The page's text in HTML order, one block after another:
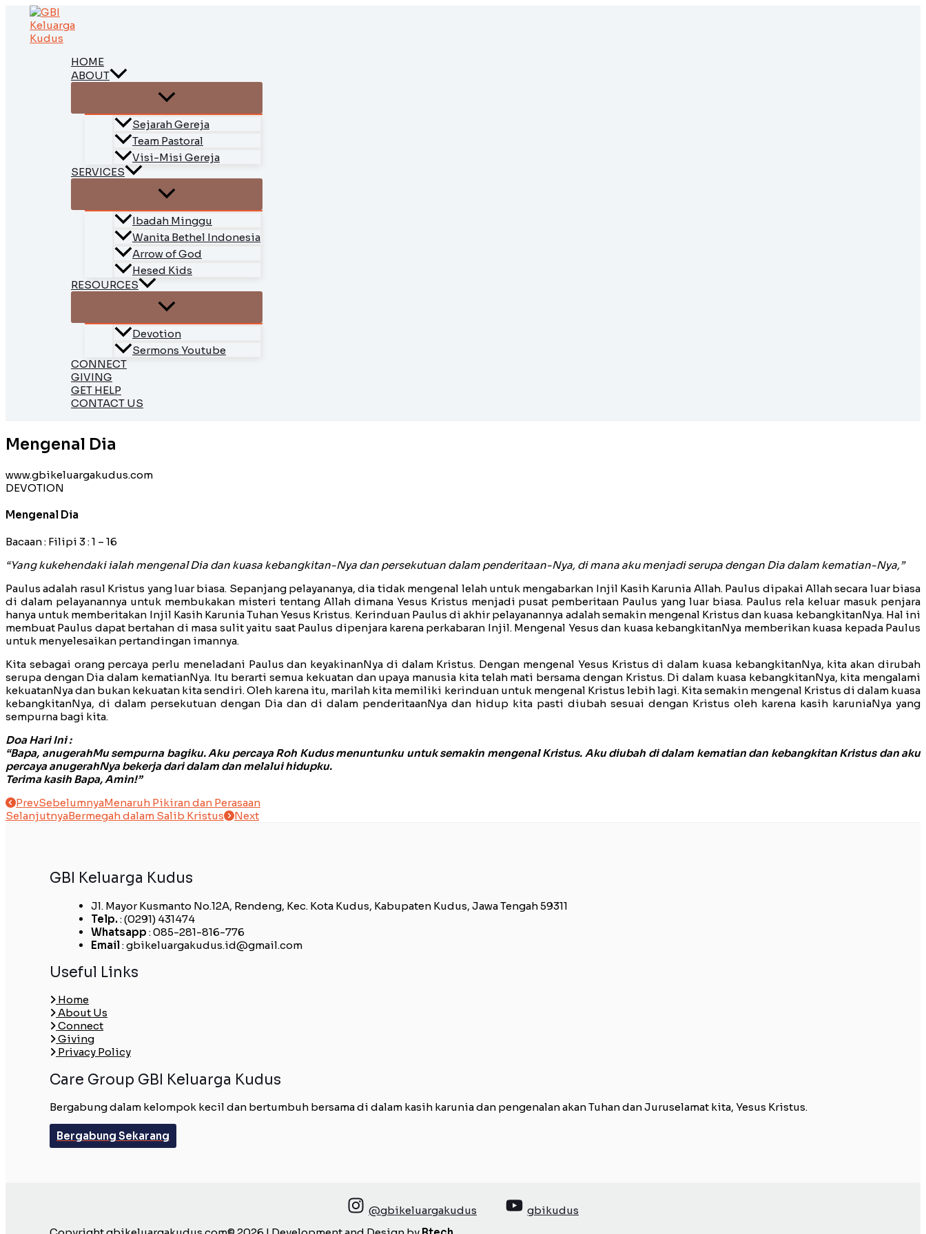
Skip
content
HOME
ABOUT
Sejarah Gereja
Team Pastoral
Visi-Misi Gereja
SERVICES
Ibadah Minggu
Wanita Bethel Indonesia
Arrow of God
Hesed Kids
RESOURCES
Devotion
Sermons Youtube
CONNECT
GIVING
GET HELP
CONTACT US
Mengenal Dia
www.gbikeluargakudus.com
DEVOTION
Mengenal Dia
Bacaan : Filipi 3 : 1 – 16
“Yang kukehendaki ialah mengenal Dia dan kuasa kebangkitan-Nya dan persekutuan dalam penderitaan-Nya, di mana aku menjadi serupa dengan Dia dalam kematian-Nya,”
Paulus adalah rasul Kristus yang luar biasa. Sepanjang pelayananya, dia tidak mengenal lelah untuk mengabarkan Injil Kasih Karunia Allah. Paulus dipakai Allah secara luar biasa
di dalam pelayanannya untuk membukakan misteri tentang Allah dimana Yesus Kristus menjadi pusat pemberitaan Paulus yang luar biasa. Paulus rela keluar masuk penjara
hanya untuk memberitakan Injil Kasih Karunia Tuhan Yesus Kristus. Kerinduan Paulus di akhir pelayanannya adalah semakin mengenal Kristus dan kuasa kebangkitanNya. Hal ini
membuat Paulus dapat bertahan di masa sulit yaitu saat Paulus dipenjara karena perkabaran Injil. Mengenal Yesus dan kuasa kebangkitanNya memberikan kuasa kepada Paulus
untuk menyelesaikan pertandingan imannya.
Kita sebagai orang percaya perlu meneladani Paulus dan keyakinanNya di dalam Kristus. Dengan mengenal Yesus Kristus di dalam kuasa kebangkitanNya, kita akan dirubah
serupa dengan Dia dalam kematianNya. Itu berarti semua kekuatan dan upaya manusia kita telah mati bersama dengan Kristus. Di dalam kuasa kebangkitanNya, kita mengalami
kekuatanNya dan bukan kekuatan kita sendiri. Oleh karena itu, marilah kita memiliki kerinduan untuk mengenal Kristus lebih lagi. Kita semakin mengenal Kristus di dalam kuasa
kebangkitanNya, di dalam persekutuan dengan Dia dan di dalam penderitaanNya dan hidup kita pasti diubah sesuai dengan Kristus oleh karena kasih karuniaNya yang
sempurna bagi kita.
Doa Hari Ini :
“Bapa, anugerahMu sempurna bagiku. Aku percaya Roh Kudus menuntunku untuk semakin mengenal Kristus. Aku diubah di dalam kematian dan kebangkitan Kristus dan aku
percaya anugerahNya bekerja dari dalam dan melalui hidupku.
Terima kasih Bapa, Amin!”
PrevSebelumnyaMenaruh Pikiran dan Perasaan
SelanjutnyaBermegah dalam Salib Kristus Next
GBI Keluarga Kudus
Jl. Mayor Kusmanto No.12A, Rendeng, Kec. Kota Kudus, Kabupaten Kudus, Jawa Tengah 59311
Telp. : (0291) 431474
Whatsapp : 085-281-816-776
Email: gbikeluargakudus.id@gmail.com
Useful Links
Home
About Us
Connect
Giving
Privacy Policy
Care Group GBI Keluarga Kudus
Bergabung dalam kelompok kecil dan bertumbuh bersama di dalam kasih karunia dan pengenalan akan Tuhan dan Juruselamat kita, Yesus Kristus.
Bergabung Sekarang
@gbikeluargakudus
gbikudus